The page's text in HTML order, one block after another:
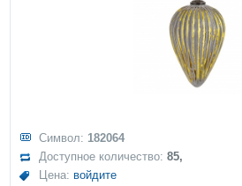
Символ: 182064
Доступное количество:85,
Цена: войдите